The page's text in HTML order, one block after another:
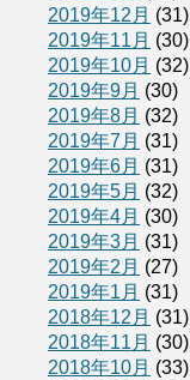
2019年12月 (31)
2019年11月 (30)
2019年10月 (32)
2019年9月 (30)
2019年8月 (32)
2019年7月 (31)
2019年6月 (31)
2019年5月 (32)
2019年4月 (30)
2019年3月 (31)
2019年2月 (27)
2019年1月 (31)
2018年12月 (31)
2018年11月 (30)
2018年10月 (33)